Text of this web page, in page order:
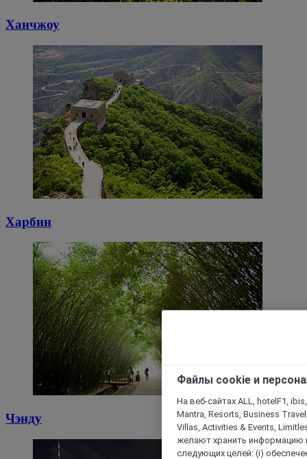
Ханчжоу
Харбин
Чэнду
Файлы cookie и
На веб-сайтах ALL, hotelF1,
Mantra, Resorts, Business
Villas, Activities & Events,
желают хранить информацию
следующих целей: (i)